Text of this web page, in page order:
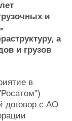
флота
и
а
и грузов
в
договор с АО